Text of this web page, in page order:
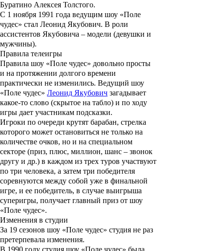
Буратино Алексея Толстого.
С 1 ноября 1991 года ведущим шоу «Поле
чудес» стал Леонид Якубович. В роли
ассистентов Якубовича – модели (девушки и
мужчины).
Правила телеигры
Правила шоу «Поле чудес» довольно просты
и на протяжении долгого времени
практически не изменились. Ведущий шоу
«Поле чудес» Леонид Якубович загадывает
какое-то слово (скрытое на табло) и по ходу
игры дает участникам подсказки.
Игроки по очереди крутят барабан, стрелка
которого может остановиться не только на
количестве очков, но и на специальном
секторе (приз, плюс, миллион, шанс – звонок
другу и др.) в каждом из трех туров участвуют
по три человека, а затем три победителя
соревнуются между собой уже в финальной
игре, и ее победитель, в случае выигрыша
суперигры, получает главный приз от шоу
«Поле чудес».
Изменения в студии
За 19 сезонов шоу «Поле чудес» студия не раз
претерпевала изменения.